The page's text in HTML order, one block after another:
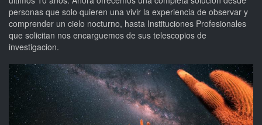
personas que solo quieren una vivir la experiencia de observar y
comprender un cielo nocturno, hasta Instituciones Profesionales
que solicitan nos encarguemos de sus telescopios de
investigacion.